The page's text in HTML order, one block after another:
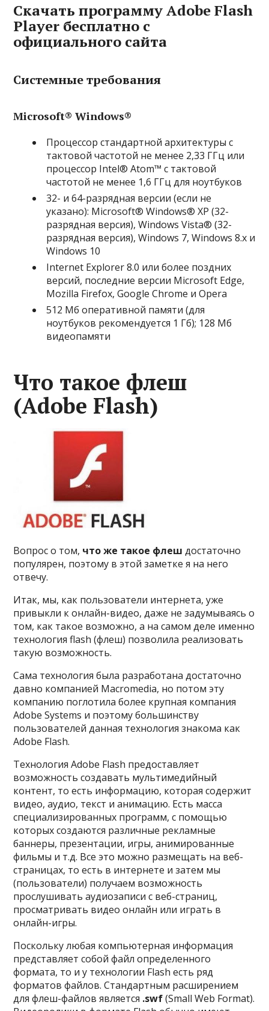
Скачать программу Adobe Flash
Player бесплатно с
официального сайта
Системные требования
Microsoft® Windows®
Процессор стандартной архитектуры с
тактовой частотой не менее 2,33 ГГц или
процессор Intel® Atom™ с тактовой
частотой не менее 1,6 ГГц для ноутбуков
32- и 64-разрядная версии (если не
указано): Microsoft® Windows® XP (32-
разрядная версия), Windows Vista® (32-
разрядная версия), Windows 7, Windows 8.x и
Windows 10
Internet Explorer 8.0 или более поздних
версий, последние версии Microsoft Edge,
Mozilla Firefox, Google Chrome и Opera
512 Мб оперативной памяти (для
ноутбуков рекомендуется 1 Гб); 128 Мб
видеопамяти
Что такое флеш
(Adobe Flash)
Вопрос о том, что же такое флеш достаточно
популярен, поэтому в этой заметке я на него
отвечу.
Итак, мы, как пользователи интернета, уже
привыкли к онлайн-видео, даже не задумываясь о
том, как такое возможно, а на самом деле именно
технология flash (флеш) позволила реализовать
такую возможность.
Сама технология была разработана достаточно
давно компанией Macromedia, но потом эту
компанию поглотила более крупная компания
Adobe Systems и поэтому большинству
пользователей данная технология знакома как
Adobe Flash.
Технология Adobe Flash предоставляет
возможность создавать мультимедийный
контент, то есть информацию, которая содержит
видео, аудио, текст и анимацию. Есть масса
специализированных программ, с помощью
которых создаются различные рекламные
баннеры, презентации, игры, анимированные
фильмы и т.д. Все это можно размещать на веб-
страницах, то есть в интернете и затем мы
(пользователи) получаем возможность
прослушивать аудиозаписи с веб-страниц,
просматривать видео онлайн или играть в
онлайн-игры.
Поскольку любая компьютерная информация
представляет собой файл определенного
формата, то и у технологии Flash есть ряд
форматов файлов. Стандартным расширением
для флеш-файлов является .swf(Small Web Format).